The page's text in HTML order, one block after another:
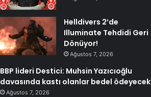
Helldivers 2’de
Illuminate Tehdidi Geri
Dönüyor!
Ağustos 7, 2026
BBP lideri Destici: Muhsin Yazıcıoğlu
davasında kastı olanlar bedel ödeyecek
Ağustos 7, 2026